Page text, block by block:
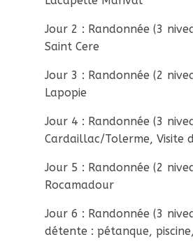
Jour 2 : Randonnée (3
Saint Cere
Jour 3 : Randonnée (2
Lapopie
Jour 4 : Randonnée (3
Cardaillac/Tolerme, Visite
Jour 5 : Randonnée (2
Rocamadour
Jour 6 : Randonnée (3
détente : pétanque,